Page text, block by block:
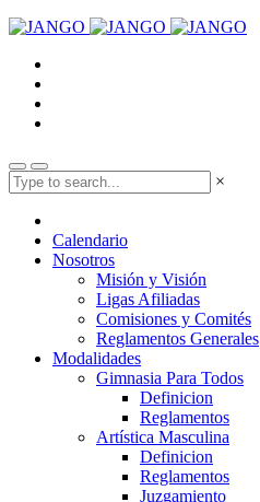
×
Calendario
Nosotros
Misión y Visión
Ligas Afiliadas
Comisiones y Comités
Reglamentos Generales
Modalidades
Gimnasia Para Todos
Definicion
Reglamentos
Artística Masculina
Definicion
Reglamentos
Juzgamiento